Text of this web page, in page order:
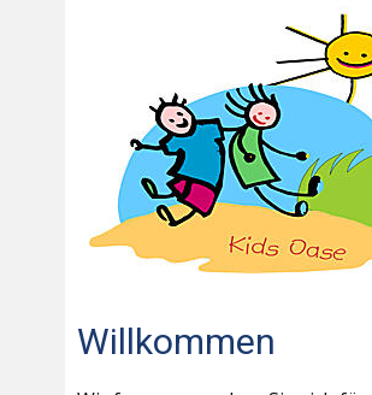
Willkommen